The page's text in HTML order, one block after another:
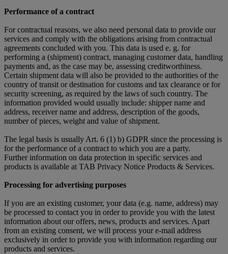
Performance of a contract
For contractual reasons, we also need personal data to provide our
services and comply with the obligations arising from contractual
agreements concluded with you. This data is used e. g. for
performing a (shipment) contract, managing customer data, handling
payments and, as the case may be, assessing creditworthiness.
Certain shipment data will also be provided to the authorities of the
country of transit or destination for customs and tax clearance or for
security screening, as required by the laws of such country. The
information provided would usually include: shipper name and
address, receiver name and address, description of the goods,
number of pieces, weight and value of shipment.
The legal basis is usually Art. 6 (1) b) GDPR since the processing is
for the performance of a contract to which you are a party.
Further information on data protection in specific services and
products is available at TAB Privacy Notice Products & Services.
Processing for advertising purposes
If you are an existing customer, your data (e.g. name, address) may
be processed to contact you in order to provide you with the latest
information about our offers, news, products and services. Apart
from an existing consent, we will process your e-mail address
exclusively in order to provide you with information regarding our
products and services.